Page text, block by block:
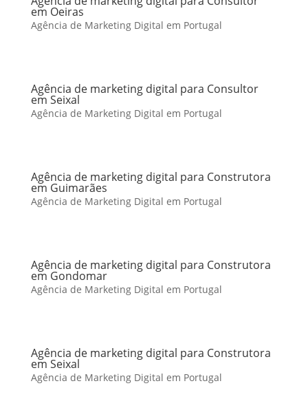
em Oeiras
Agência de Marketing Digital em Portugal
Agência de marketing digital para Consultor
em Seixal
Agência de Marketing Digital em Portugal
Agência de marketing digital para Construtora
em Guimarães
Agência de Marketing Digital em Portugal
Agência de marketing digital para Construtora
em Gondomar
Agência de Marketing Digital em Portugal
Agência de marketing digital para Construtora
em Seixal
Agência de Marketing Digital em Portugal